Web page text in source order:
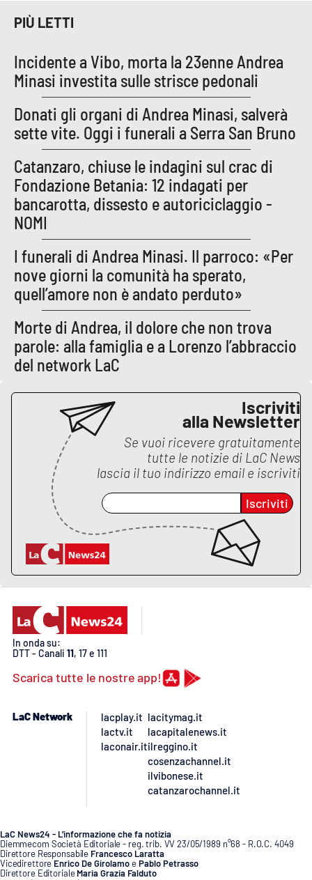
Laconair.it
Lacitymag.it
Lacapitalenews.it
Ilreggino.it
Cosenzachannel.it
Ilvibonese.it
Catanzarochannel.it
APP
Android
Apple
PIÙ LETTI
Incidente a Vibo, morta la 23enne Andrea
Minasi investita sulle strisce pedonali
Donati gli organi di Andrea Minasi, salverà
sette vite. Oggi i funerali a Serra San Bruno
Catanzaro, chiuse le indagini sul crac di
Fondazione Betania: 12 indagati per
bancarotta, dissesto e autoriciclaggio -
NOMI
I funerali di Andrea Minasi. Il parroco: «Per
nove giorni la comunità ha sperato,
quell’amore non è andato perduto»
Morte di Andrea, il dolore che non trova
parole: alla famiglia e a Lorenzo l’abbraccio
del network LaC
Iscriviti
alla Newsletter
Se vuoi ricevere gratuitamente
tutte le notizie di LaC News
lascia il tuo indirizzo email e iscriviti
Iscriviti
In onda su:
DTT - Canali 11, 17 e 111
Scarica tutte le nostre app!
LaC Network
lacplay.it
lactv.it
laconair.it
lacitymag.it
lacapitalenews.it
ilreggino.it
cosenzachannel.it
ilvibonese.it
catanzarochannel.it
LaC News24 - L’informazione che fa notizia
Diemmecom Società Editoriale - reg. trib. VV 23/05/1989 n°68 - R.O.C. 4049
Direttore Responsabile Francesco Laratta
Vicedirettore Enrico De GirolamoePablo Petrasso
Direttore Editoriale Maria Grazia Falduto